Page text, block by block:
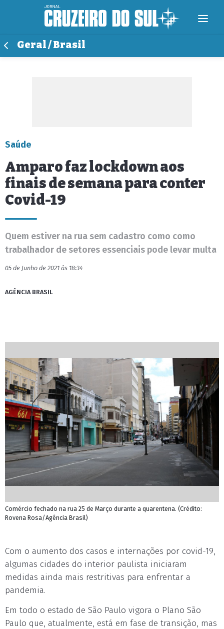
Geral / Brasil
Saúde
Amparo faz lockdown aos
finais de semana para conter
Covid-19
Quem estiver na rua sem cadastro como como
trabalhador de setores essenciais pode levar multa
05 de Junho de 2021 às 18:34
AGÊNCIA BRASIL
Comércio fechado na rua 25 de Março durante a quarentena. (Crédito:
Rovena Rosa/Agência Brasil)
Com o aumento dos casos e internações por covid-19,
algumas cidades do interior paulista iniciaram
medidas ainda mais restritivas para enfrentar a
pandemia.
Em todo o estado de São Paulo vigora o Plano São
Paulo que, atualmente, está em fase de transição, mas